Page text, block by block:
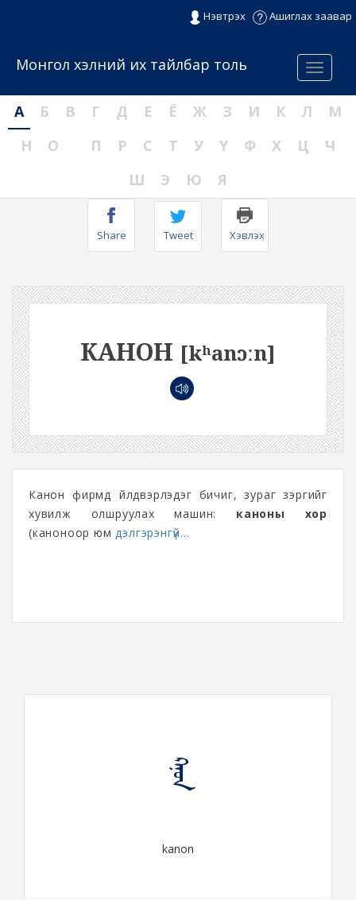
Нэвтрэх Ашиглах заавар
Menu
Монгол хэлний их тайлбар толь
А Б В Г Д Е Ё Ж З И К Л
М
Н
О П Р С Т У Ү Ф Х Ц
Ч
Ш
Э Ю Я
Share Tweet Хэвлэх
КАНОН [kʰanɔːn]
Канон фирмд үйлдвэрлэдэг бичиг, зураг зэргийг
хувилж олшруулах машин:
каноны хор
(каноноор юмдэлгэрэнгүй...
ᠺᠠᠨᠣᠨ
kanon